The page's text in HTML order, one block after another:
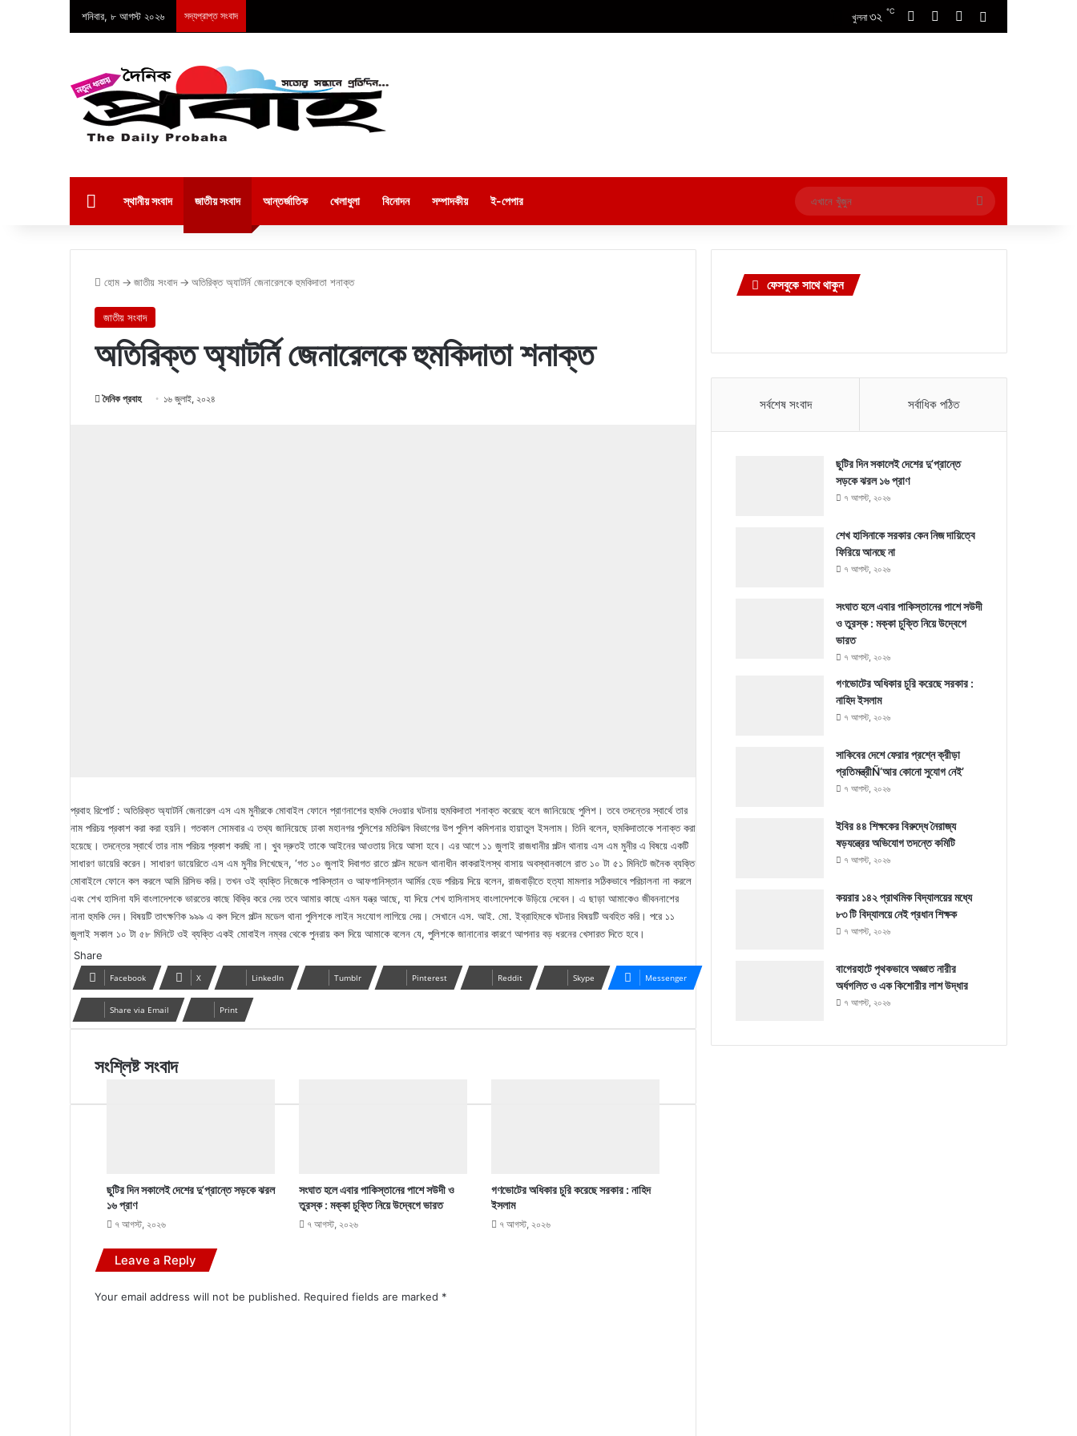
শনিবার, ৮ আগস্ট ২০২৬ সদ্যপ্রাপ্ত সংবাদ খুলনা ৩২ ℃ Facebook YouTube
স্থানীয় সংবাদ জাতীয় সংবাদ আন্তর্জাতিক খেলাধুলা বিনোদন সম্পাদকীয় ই-পেপার
এখানে
খুঁজুন
হোম → জাতীয় সংবাদ → অতিরিক্ত অ্যাটর্নি জেনারেলকে হুমকিদাতা শনাক্ত
জাতীয় সংবাদ
অতিরিক্ত অ্যাটর্নি জেনারেলকে হুমকিদাতা শনাক্ত
দৈনিক প্রবাহ ১৬ জুলাই, ২০২৪
প্রবাহ রিপোর্ট : অতিরিক্ত অ্যাটর্নি জেনারেল এস এম মুনীরকে মোবাইল ফোনে প্রাণনাশের হুমকি দেওয়ার ঘটনায় হুমকিদাতা শনাক্ত করেছে বলে জানিয়েছে পুলিশ। তবে তদন্তের স্বার্থে তার
নাম পরিচয় প্রকাশ করা করা হয়নি। গতকাল সোমবার এ তথ্য জানিয়েছে ঢাকা মহানগর পুলিশের মতিঝিল বিভাগের উপ পুলিশ কমিশনার হায়াতুল ইসলাম। তিনি বলেন, হুমকিদাতাকে শনাক্ত করা
হয়েছে। তদন্তের স্বার্থে তার নাম পরিচয় প্রকাশ করছি না। খুব দ্রুতই তাকে আইনের আওতায় নিয়ে আসা হবে। এর আগে ১১ জুলাই রাজধানীর পল্টন থানায় এস এম মুনীর এ বিষয়ে একটি
সাধারণ ডায়েরি করেন। সাধারণ ডায়েরিতে এস এম মুনীর লিখেছেন, ‘গত ১০ জুলাই দিবাগত রাতে পল্টন মডেল থানাধীন কাকরাইলস্থ বাসায় অবস্থানকালে রাত ১০ টা ৫১ মিনিটে জনৈক ব্যক্তি
মোবাইলে ফোনে কল করলে আমি রিসিভ করি। তখন ওই ব্যক্তি নিজেকে পাকিস্তান ও আফগানিস্তান আর্মির হেড পরিচয় দিয়ে বলেন, রাজবাড়ীতে হত্যা মামলার সঠিকভাবে পরিচালনা না করলে
এবং শেখ হাসিনা যদি বাংলাদেশকে ভারতের কাছে বিক্রি করে দেয় তবে আমার কাছে এমন যন্ত্র আছে, যা দিয়ে শেখ হাসিনাসহ বাংলাদেশকে উড়িয়ে দেবেন। এ ছাড়া আমাকেও জীবননাশের
নানা হুমকি দেন। বিষয়টি তাৎক্ষণিক ৯৯৯ এ কল দিলে পল্টন মডেল থানা পুলিশকে লাইন সংযোগ লাগিয়ে দেয়। সেখানে এস. আই. মো. ইব্রাহিমকে ঘটনার বিষয়টি অবহিত করি। পরে ১১
জুলাই সকাল ১০ টা ৫৮ মিনিটে ওই ব্যক্তি একই মোবাইল নম্বর থেকে পুনরায় কল দিয়ে আমাকে বলেন যে, পুলিশকে জানানোর কারণে আপনার বড় ধরনের খেসারত দিতে হবে।
Share
Facebook X LinkedIn Tumblr Pinterest Reddit Skype Messenger
Share via Email Print
সংশ্লিষ্ট সংবাদ
ছুটির দিন সকালেই দেশের দু’প্রান্তে সড়কে ঝরল
১৬ প্রাণ
৭ আগস্ট, ২০২৬
সংঘাত হলে এবার পাকিস্তানের পাশে সউদী ও
তুরস্ক : মক্কা চুক্তি নিয়ে উদ্বেগে ভারত
৭ আগস্ট, ২০২৬
গণভোটের অধিকার চুরি করেছে সরকার : নাহিদ
ইসলাম
৭ আগস্ট, ২০২৬
Leave a Reply
Your email address will not be published. Required fields are marked *
ফেসবুকে সাথে থাকুন
সর্বশেষ সংবাদ সর্বাধিক পঠিত
ছুটির দিন সকালেই দেশের দু’প্রান্তে
সড়কে ঝরল ১৬ প্রাণ
৭ আগস্ট, ২০২৬
শেখ হাসিনাকে সরকার কেন নিজ দায়িত্বে
ফিরিয়ে আনছে না
৭ আগস্ট, ২০২৬
সংঘাত হলে এবার পাকিস্তানের পাশে সউদী
ও তুরস্ক : মক্কা চুক্তি নিয়ে উদ্বেগে
ভারত
৭ আগস্ট, ২০২৬
গণভোটের অধিকার চুরি করেছে সরকার :
নাহিদ ইসলাম
৭ আগস্ট, ২০২৬
সাকিবের দেশে ফেরার প্রশ্নে ক্রীড়া
প্রতিমন্ত্রীÑ‘আর কোনো সুযোগ নেই’
৭ আগস্ট, ২০২৬
ইবির ৪৪ শিক্ষকের বিরুদ্ধে নৈরাজ্য
ষড়যন্ত্রের অভিযোগ তদন্তে কমিটি
৭ আগস্ট, ২০২৬
কয়রার ১৪২ প্রাথমিক বিদ্যালয়ের মধ্যে
৮৩ টি বিদ্যালয়ে নেই প্রধান শিক্ষক
৭ আগস্ট, ২০২৬
বাগেরহাটে পৃথকভাবে অজ্ঞাত নারীর
অর্ধগলিত ও এক কিশোরীর লাশ উদ্ধার
৭ আগস্ট, ২০২৬